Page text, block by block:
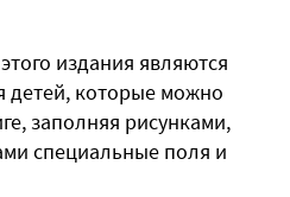
издания являются
детей, которые можно
заполняя рисунками,
специальные поля и